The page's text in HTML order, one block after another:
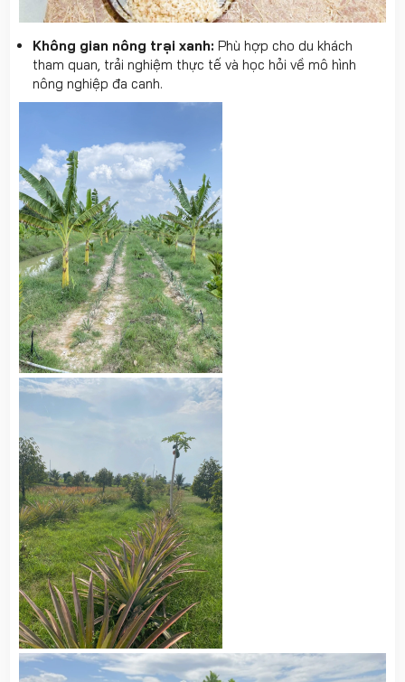
Không gian nông trại xanh: Phù hợp cho du khách
tham quan, trải nghiệm thực tế và học hỏi về mô hình
nông nghiệp đa canh.